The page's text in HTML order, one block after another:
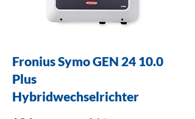
Fronius Symo GEN 24 10.0
Plus
Hybridwechselrichter